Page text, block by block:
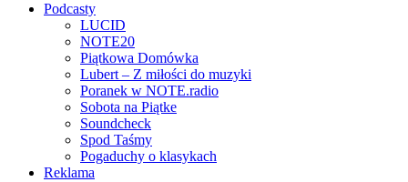
Podcasty
LUCID
NOTE20
Piątkowa Domówka
Lubert – Z miłości do muzyki
Poranek w NOTE.radio
Sobota na Piątke
Soundcheck
Spod Taśmy
Pogaduchy o klasykach
Reklama